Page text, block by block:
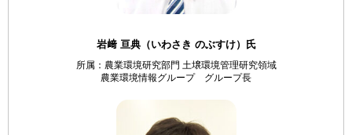
岩﨑 亘典（いわさき のぶすけ）氏
所属：農業環境研究部門 土壌環境管理研究領域
農業環境情報グループ グループ長